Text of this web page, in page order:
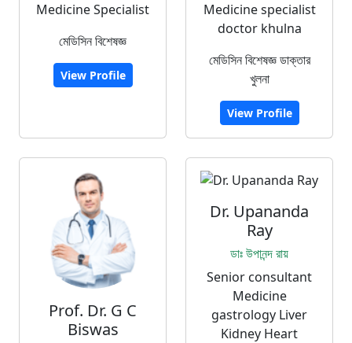
Medicine Specialist
মেডিসিন বিশেষজ্ঞ
View Profile
Medicine specialist
doctor khulna
মেডিসিন বিশেষজ্ঞ ডাক্তার
খুলনা
View Profile
Prof. Dr. G C
Biswas
Dr. Upananda
Ray
ডাঃ উপানন্দ রায়
Senior consultant
Medicine
gastrology Liver
Kidney Heart